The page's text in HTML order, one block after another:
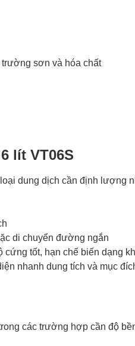
sơn và hóa chất
lít VT06S
dung dịch cần định lượng
di chuyển đường ngắn
cứng tốt, hạn chế biến dạng
nhanh dung tích và mục
các trường hợp cần độ